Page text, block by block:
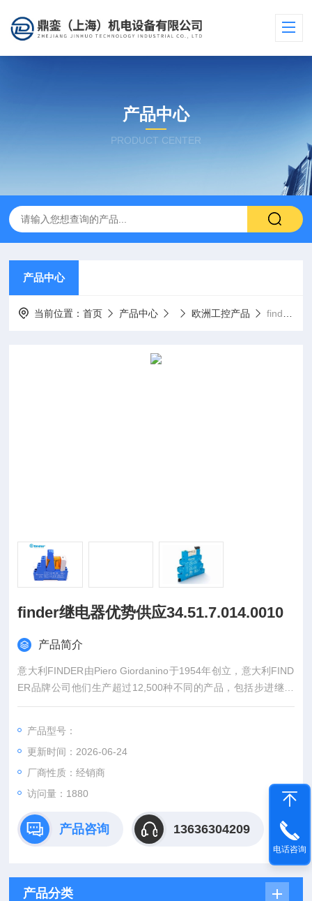
产品中心
PRODUCT CENTER
产品中心
当前位置：首页 产品中心 欧洲工控产品 finder继电器优势供应34.51.7.014.0010
finder继电器优势供应34.51.7.014.0010
产品简介
意大利FINDER由Piero Giordanino于1954年创立，意大利FIND
ER品牌公司他们生产超过12,500种不同的产品，包括步进继电
器，光依赖继电器和其他用于住宅和商业应用的产品。意大利FI
继电器、FINDER计时器、FINDER监控继电器。finder继电器优
势供应34.51.7.014.0010
产品型号：
更新时间：2026-06-24
厂商性质：经销商
访问量：1880
产品咨询 13636304209
产品分类
电话咨询